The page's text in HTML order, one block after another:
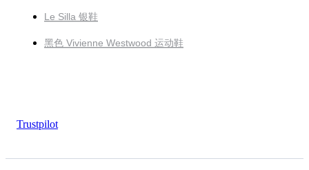
Le Silla 银鞋
黑色 Vivienne Westwood 运动鞋
Trustpilot